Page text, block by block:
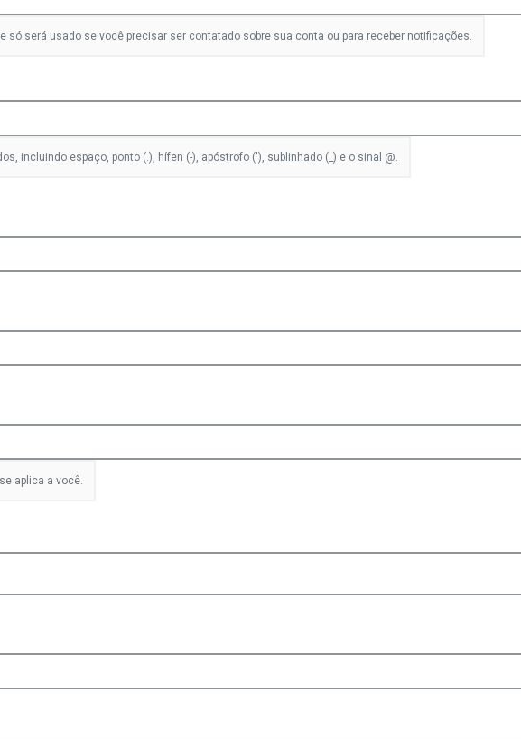
só será usado se você precisar ser contatado sobre sua conta ou para receber notificações.
incluindo espaço, ponto (.), hífen (-), apóstrofo ('), sublinhado (_) e o sinal @.
aplica a você.